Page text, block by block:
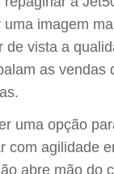
imagem
de vista a
as vendas
uma opção
com agilidade
abre mão do